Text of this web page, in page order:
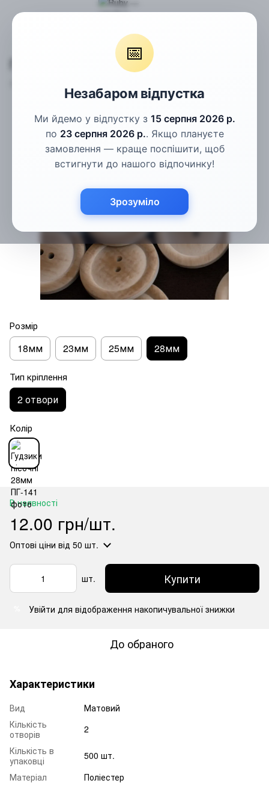
📅
Незабаром відпустка
Ми йдемо у відпустку з 15 серпня 2026 р.
по 23 серпня 2026 р.. Якщо плануєте
замовлення — краще поспішити, щоб
встигнути до нашого відпочинку!
Зрозуміло
Пальтові гудзики Гудзики пісочні 28мм
Гудзики пісочні 28мм
Розмір
18мм 23мм 25мм 28мм
Тип кріплення
2 отвори
Колір
В наявності
12.00 грн/шт.
Оптові ціни від 50 шт.
шт. Купити
Увійти для відображення накопичувальної знижки
До обраного
Характеристики
Вид
Матовий
Кількість
отворів
2
Кількість в
упаковці
500 шт.
Матеріал
Поліестер